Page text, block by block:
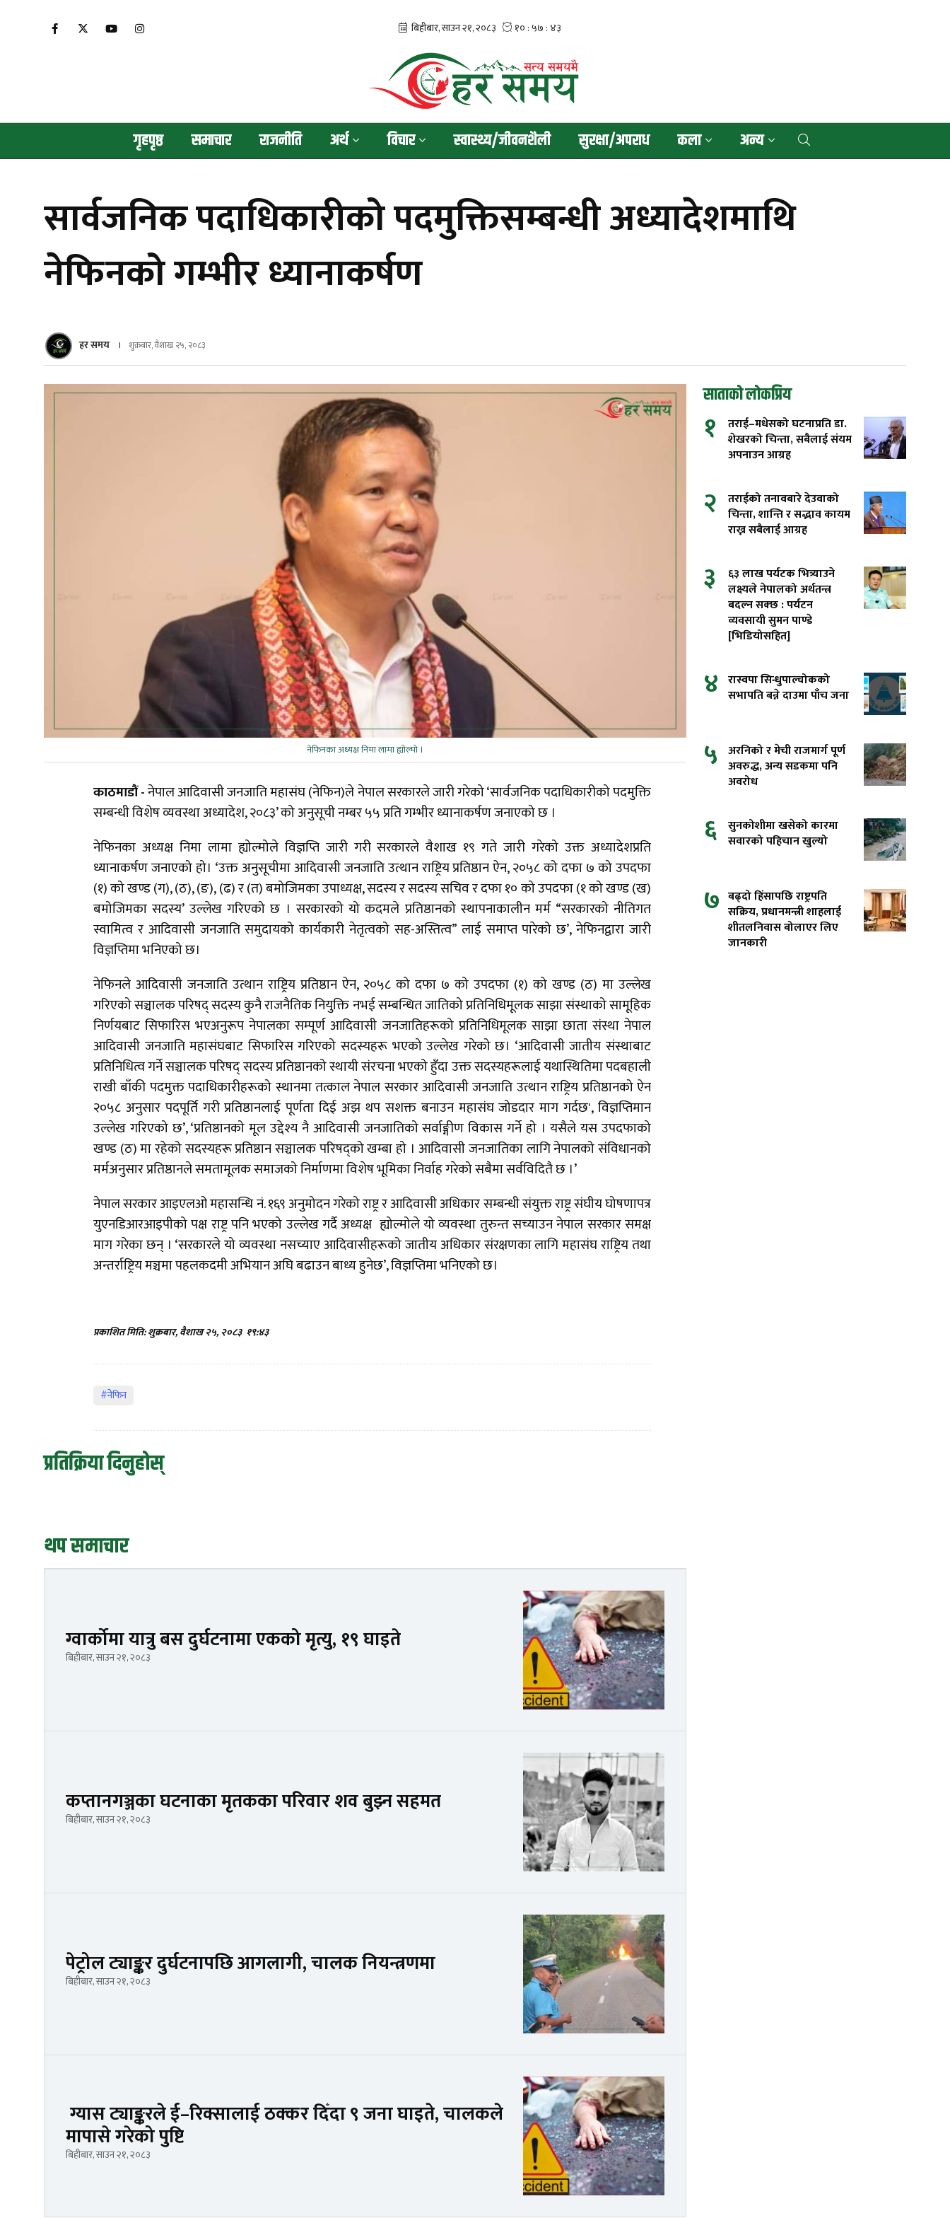
गृहपृष्ठ समाचार राजनीति अर्थ विचार स्वास्थ्य/जीवनशैली सुरक्षा/अपराध कला अन्य
सार्वजनिक पदाधिकारीको पदमुक्तिसम्बन्धी अध्यादेशमाथि
नेफिनको गम्भीर ध्यानाकर्षण
हर समय शुक्रबार, वैशाख २५, २०८३
नेफिनका अध्यक्ष निमा लामा ह्योल्मो ।
काठमाडौं -नेपाल आदिवासी जनजाति महासंघ (नेफिन)ले नेपाल सरकारले जारी गरेको ‘सार्वजनिक पदाधिकारीको पदमुक्ति
सम्बन्धी विशेष व्यवस्था अध्यादेश, २०८३’ को अनुसूची नम्बर ५५ प्रति गम्भीर ध्यानाकर्षण जनाएको छ ।
नेफिनका अध्यक्ष निमा लामा ह्योल्मोले विज्ञप्ति जारी गरी सरकारले वैशाख १९ गते जारी गरेको उक्त अध्यादेशप्रति
ध्यानाकर्षण जनाएको हो। ‘उक्त अनुसूचीमा आदिवासी जनजाति उत्थान राष्ट्रिय प्रतिष्ठान ऐन, २०५८ को दफा ७ को उपदफा
(१) को खण्ड (ग), (ठ), (ङ), (ढ) र (त) बमोजिमका उपाध्यक्ष, सदस्य र सदस्य सचिव र दफा १० को उपदफा (१ को खण्ड (ख)
बमोजिमका सदस्य’ उल्लेख गरिएको छ । सरकारको यो कदमले प्रतिष्ठानको स्थापनाकालीन मर्म “सरकारको नीतिगत
स्वामित्व र आदिवासी जनजाति समुदायको कार्यकारी नेतृत्वको सह-अस्तित्व” लाई समाप्त पारेको छ’, नेफिनद्वारा जारी
विज्ञप्तिमा भनिएको छ।
नेफिनले आदिवासी जनजाति उत्थान राष्ट्रिय प्रतिष्ठान ऐन, २०५८ को दफा ७ को उपदफा (१) को खण्ड (ठ) मा उल्लेख
गरिएको सञ्चालक परिषद् सदस्य कुनै राजनैतिक नियुक्ति नभई सम्बन्धित जातिको प्रतिनिधिमूलक साझा संस्थाको सामूहिक
निर्णयबाट सिफारिस भएअनुरूप नेपालका सम्पूर्ण आदिवासी जनजातिहरूको प्रतिनिधिमूलक साझा छाता संस्था नेपाल
आदिवासी जनजाति महासंघबाट सिफारिस गरिएको सदस्यहरू भएको उल्लेख गरेको छ। ‘आदिवासी जातीय संस्थाबाट
प्रतिनिधित्व गर्ने सञ्चालक परिषद् सदस्य प्रतिष्ठानको स्थायी संरचना भएको हुँदा उक्त सदस्यहरूलाई यथास्थितिमा पदबहाली
राखी बाँकी पदमुक्त पदाधिकारीहरूको स्थानमा तत्काल नेपाल सरकार आदिवासी जनजाति उत्थान राष्ट्रिय प्रतिष्ठानको ऐन
२०५८ अनुसार पदपूर्ति गरी प्रतिष्ठानलाई पूर्णता दिई अझ थप सशक्त बनाउन महासंघ जोडदार माग गर्दछ', विज्ञप्तिमान
उल्लेख गरिएको छ’, ‘प्रतिष्ठानको मूल उद्देश्य नै आदिवासी जनजातिको सर्वाङ्गीण विकास गर्ने हो । यसैले यस उपदफाको
खण्ड (ठ) मा रहेको सदस्यहरू प्रतिष्ठान सञ्चालक परिषद्को खम्बा हो । आदिवासी जनजातिका लागि नेपालको संविधानको
मर्मअनुसार प्रतिष्ठानले समतामूलक समाजको निर्माणमा विशेष भूमिका निर्वाह गरेको सबैमा सर्वविदितै छ ।’
नेपाल सरकार आइएलओ महासन्धि नं. १६९ अनुमोदन गरेको राष्ट्र र आदिवासी अधिकार सम्बन्धी संयुक्त राष्ट्र संघीय घोषणापत्र
युएनडिआरआइपीको पक्ष राष्ट्र पनि भएको उल्लेख गर्दै अध्यक्ष ह्योल्मोले यो व्यवस्था तुरुन्त सच्याउन नेपाल सरकार समक्ष
माग गरेका छन् । ‘सरकारले यो व्यवस्था नसच्याए आदिवासीहरूको जातीय अधिकार संरक्षणका लागि महासंघ राष्ट्रिय तथा
अन्तर्राष्ट्रिय मञ्चमा पहलकदमी अभियान अघि बढाउन बाध्य हुनेछ’, विज्ञप्तिमा भनिएको छ।
प्रकाशित मिति: शुक्रबार, वैशाख २५, २०८३ १९:४३
#नेेफिन
प्रतिक्रिया दिनुहोस्
थप समाचार
ग्वार्कोमा यात्रु बस दुर्घटनामा एकको मृत्यु, १९ घाइते
बिहीबार, साउन २१, २०८३
कप्तानगञ्जका घटनाका मृतकका परिवार शव बुझ्न सहमत
बिहीबार, साउन २१, २०८३
पेट्रोल ट्याङ्कर दुर्घटनापछि आगलागी, चालक नियन्त्रणमा
बिहीबार, साउन २१, २०८३
ग्यास ट्याङ्करले ई–रिक्सालाई ठक्कर दिँदा ९ जना घाइते, चालकले
मापासे गरेको पुष्टि
बिहीबार, साउन २१, २०८३
साताको लोकप्रिय
१
तराई–मधेसको घटनाप्रति डा.
शेखरको चिन्ता, सबैलाई संयम
अपनाउन आग्रह
२
तराईको तनावबारे देउवाको
चिन्ता, शान्ति र सद्भाव कायम
राख्न सबैलाई आग्रह
३
६३ लाख पर्यटक भित्र्याउने
लक्ष्यले नेपालको अर्थतन्त्र
बदल्न सक्छ : पर्यटन
व्यवसायी सुमन पाण्डे
[भिडियोसहित]
४ रास्वपा सिन्धुपाल्चोकको
सभापति बन्ने दाउमा पाँच जना
५ अरनिको र मेची राजमार्ग पूर्ण
अवरुद्ध, अन्य सडकमा पनि
अवरोध
६ सुनकोशीमा खसेको कारमा
सवारको पहिचान खुल्यो
७ बढ्दो हिंसापछि राष्ट्रपति
सक्रिय, प्रधानमन्त्री शाहलाई
शीतलनिवास बोलाएर लिए
जानकारी